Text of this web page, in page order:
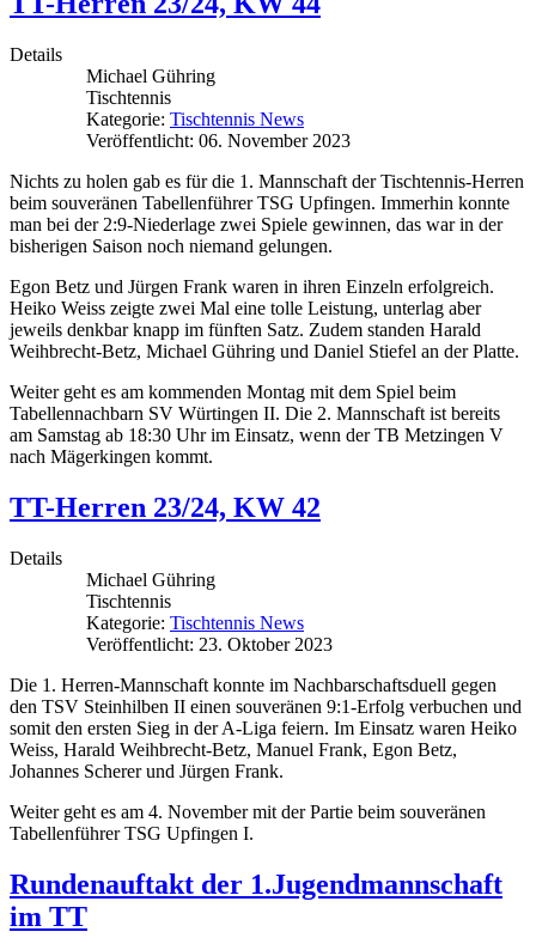
Details
Michael Gühring
Tischtennis
Kategorie: Tischtennis News
Veröffentlicht: 06. November 2023
Nichts zu holen gab es für die 1. Mannschaft der Tischtennis-Herren
beim souveränen Tabellenführer TSG Upfingen. Immerhin konnte
man bei der 2:9-Niederlage zwei Spiele gewinnen, das war in der
bisherigen Saison noch niemand gelungen.
Egon Betz und Jürgen Frank waren in ihren Einzeln erfolgreich.
Heiko Weiss zeigte zwei Mal eine tolle Leistung, unterlag aber
jeweils denkbar knapp im fünften Satz. Zudem standen Harald
Weihbrecht-Betz, Michael Gühring und Daniel Stiefel an der Platte.
Weiter geht es am kommenden Montag mit dem Spiel beim
Tabellennachbarn SV Würtingen II. Die 2. Mannschaft ist bereits
am Samstag ab 18:30 Uhr im Einsatz, wenn der TB Metzingen V
nach Mägerkingen kommt.
TT-Herren 23/24, KW 42
Details
Michael Gühring
Tischtennis
Kategorie: Tischtennis News
Veröffentlicht: 23. Oktober 2023
Die 1. Herren-Mannschaft konnte im Nachbarschaftsduell gegen
den TSV Steinhilben II einen souveränen 9:1-Erfolg verbuchen und
somit den ersten Sieg in der A-Liga feiern. Im Einsatz waren Heiko
Weiss, Harald Weihbrecht-Betz, Manuel Frank, Egon Betz,
Johannes Scherer und Jürgen Frank.
Weiter geht es am 4. November mit der Partie beim souveränen
Tabellenführer TSG Upfingen I.
Rundenauftakt der 1.Jugendmannschaft
im TT